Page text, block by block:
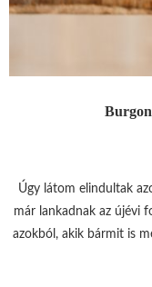
Úgy látom elindultak
már lankadnak az újévi
azokból, akik bármit is